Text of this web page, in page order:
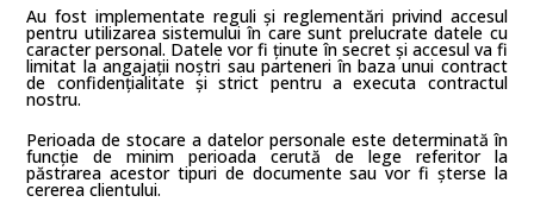
Au fost implementate reguli și reglementări privind accesul
pentru utilizarea sistemului în care sunt prelucrate datele cu
caracter personal. Datele vor fi ținute în secret și accesul va fi
limitat la angajații noștri sau parteneri în baza unui contract
de confidențialitate și strict pentru a executa contractul
nostru.
Perioada de stocare a datelor personale este determinată în
funcție de minim perioada cerută de lege referitor la
păstrarea acestor tipuri de documente sau vor fi șterse la
cererea clientului.